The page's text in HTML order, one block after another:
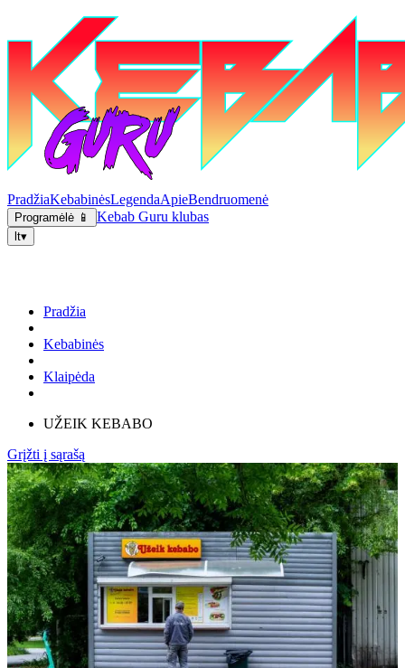
PradžiaKebabinėsLegendaApieBendruomenė
Programėlė 📱 Kebab Guru klubas
lt▾
Pradžia
Kebabinės
Klaipėda
UŽEIK KEBABO
Grįžti į sąrašą